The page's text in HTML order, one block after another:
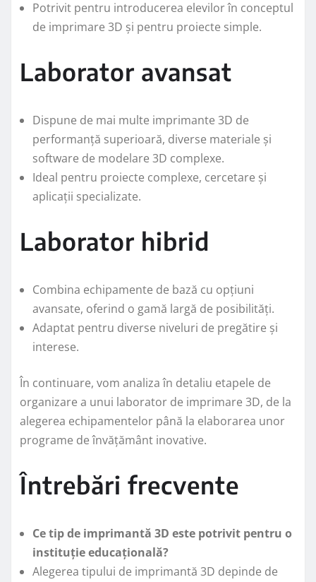
Potrivit pentru introducerea elevilor în conceptul
de imprimare 3D și pentru proiecte simple.
Laborator avansat
Dispune de mai multe imprimante 3D de
performanță superioară, diverse materiale și
software de modelare 3D complexe.
Ideal pentru proiecte complexe, cercetare și
aplicații specializate.
Laborator hibrid
Combina echipamente de bază cu opțiuni
avansate, oferind o gamă largă de posibilități.
Adaptat pentru diverse niveluri de pregătire și
interese.
În continuare, vom analiza în detaliu etapele de
organizare a unui laborator de imprimare 3D, de la
alegerea echipamentelor până la elaborarea unor
programe de învățământ inovative.
Întrebări frecvente
Ce tip de imprimantă 3D este potrivit pentru o
instituție educațională?
Alegerea tipului de imprimantă 3D depinde de